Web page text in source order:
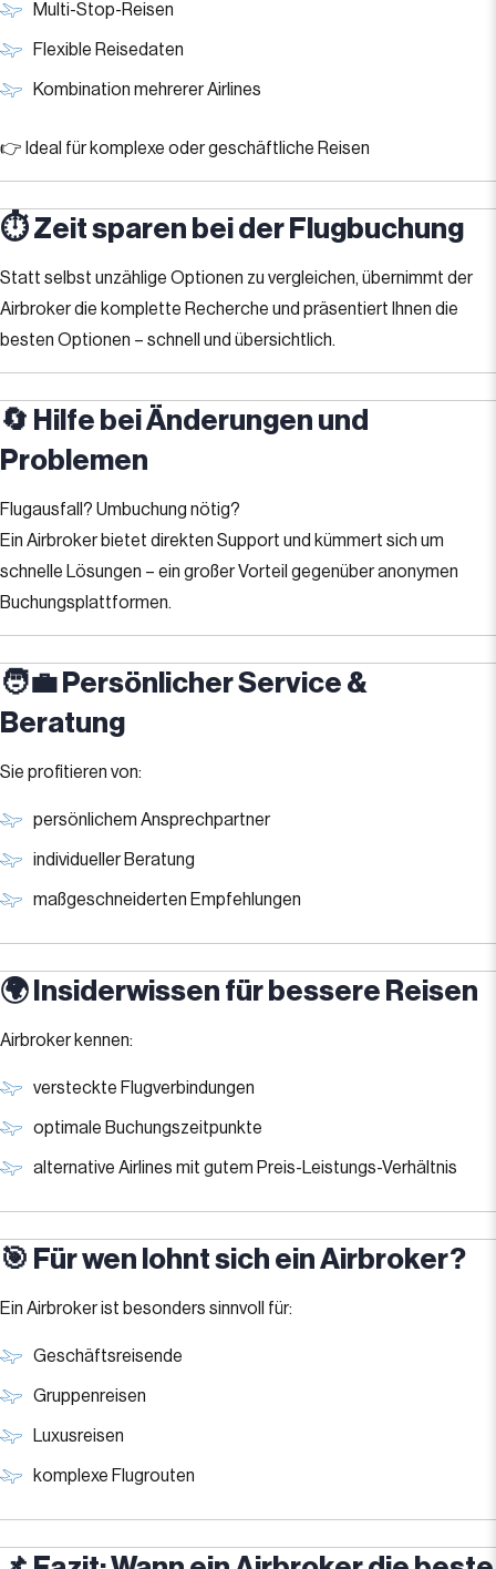
Multi-Stop-Reisen
Flexible Reisedaten
Kombination mehrerer Airlines
👉 Ideal für komplexe oder geschäftliche Reisen
⏱️ Zeit sparen bei der Flugbuchung
Statt selbst unzählige Optionen zu vergleichen, übernimmt der
Airbroker die komplette Recherche und präsentiert Ihnen die
besten Optionen – schnell und übersichtlich.
🔄 Hilfe bei Änderungen und
Problemen
Flugausfall? Umbuchung nötig?
Ein Airbroker bietet direkten Support und kümmert sich um
schnelle Lösungen – ein großer Vorteil gegenüber anonymen
Buchungsplattformen.
🧑‍💼 Persönlicher Service &
Beratung
Sie profitieren von:
persönlichem Ansprechpartner
individueller Beratung
maßgeschneiderten Empfehlungen
🌍 Insiderwissen für bessere Reisen
Airbroker kennen:
versteckte Flugverbindungen
optimale Buchungszeitpunkte
alternative Airlines mit gutem Preis-Leistungs-Verhältnis
🎯 Für wen lohnt sich ein Airbroker?
Ein Airbroker ist besonders sinnvoll für:
Geschäftsreisende
Gruppenreisen
Luxusreisen
komplexe Flugrouten